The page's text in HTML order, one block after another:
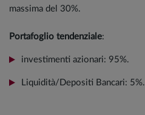
massima del 30%.
Portafoglio tendenziale:
investimenti azionari: 95%.
Liquidità/Depositi Bancari: 5%.